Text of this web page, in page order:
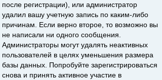
после регистрации), или администратор
удалил вашу учетную запись по каким-либо
причинам. Если верно второе, то возможно вы
не написали ни одного сообщения.
Администраторы могут удалять неактивных
пользователей в целях уменьшения размера
базы данных. Попробуйте зарегистрироваться
снова и принять активное участие в